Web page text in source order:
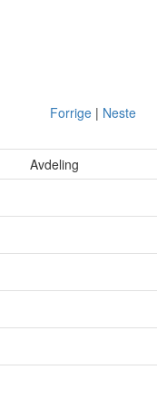
Forrige| Neste
Avdeling